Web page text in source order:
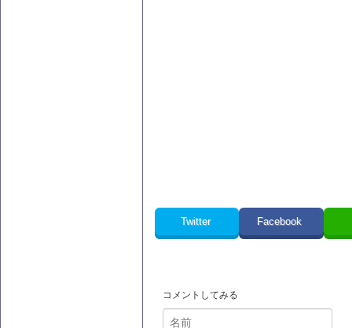
Twitter Facebook
コメントしてみる